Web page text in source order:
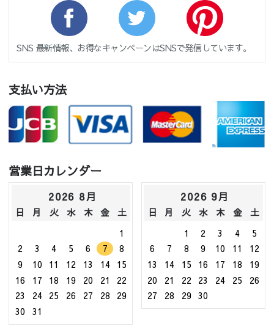
SNS 最新情報、お得なキャンペーンはSNSで発信しています。
支払い方法
営業日カレンダー
2026 8月
日 月 火 水 木 金
土
1
2
3 4 5 6 7
8
9
10 11 12 13 14
15
16
17 18 19 20 21
22
23
24 25 26 27 28
29
30
31
2026 9月
日 月 火 水 木 金
土
1
2 3 4
5
6
7 8 9 10 11
12
13
14 15 16 17 18
19
20
21 22 23 24 25
26
27
28 29 30